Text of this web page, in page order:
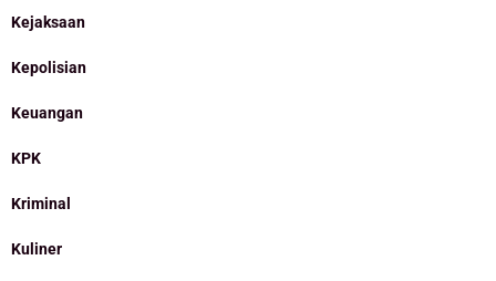
Kejaksaan
Kepolisian
Keuangan
KPK
Kriminal
Kuliner